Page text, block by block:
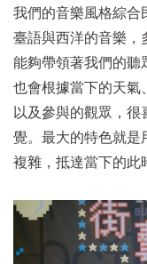
我們的音樂風格綜合
臺語與西洋的音樂，
能夠帶領著我們的聽
也會根據當下的天氣
以及參與的觀眾，很
覺。最大的特色就是
複雜，抵達當下的此